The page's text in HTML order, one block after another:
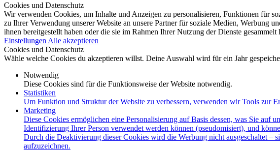
Cookies und Datenschutz
Wir verwenden Cookies, um Inhalte und Anzeigen zu personalisieren, Funktionen für
zu Ihrer Verwendung unserer Website an unsere Partner für soziale Medien, Werbung
ihnen bereitgestellt haben oder die sie im Rahmen Ihrer Nutzung der Dienste gesammelt
Einstellungen Alle akzeptieren
Cookies und Datenschutz
Wähle welche Cookies du akzeptieren willst. Deine Auswahl wird für ein Jahr
Notwendig
Diese Cookies sind für die Funktionsweise der Website notwendig.
Statistiken
Um Funktion und Struktur der Website zu verbessern, verwenden wir Tools zur
Marketing
Diese Cookies ermöglichen eine Personalisierung auf Basis dessen, was Sie auf
Identifizierung Ihrer Person verwendet werden können (pseudomisiert), und
Durch die Deaktivierung dieser Cookies wird die Werbung nicht ausgeschaltet
aufzuzeichnen.